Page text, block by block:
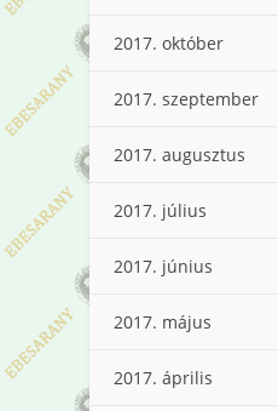
2017. október
2017. szeptember
2017. augusztus
2017. július
2017. június
2017. május
2017. április